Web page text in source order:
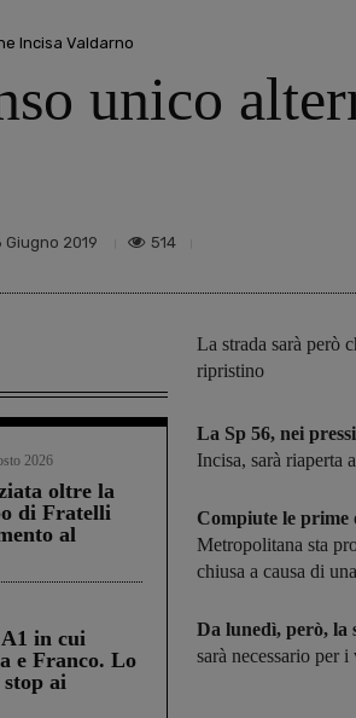
Incisa Valdarno
unico
Giugno 2019 514
2026
oltre la
di Fratelli
al
in cui
e Franco. Lo
ai
La strada sarà però
ripristino
La Sp 56, nei
Incisa, sarà riaperta
Compiute le prime
Metropolitana sta
chiusa a causa di
Da lunedì, però, la
sarà necessario per